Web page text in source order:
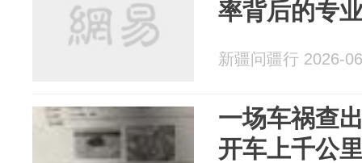
率背后的专
新疆问疆行 2026-
一场车祸查
开车上千公